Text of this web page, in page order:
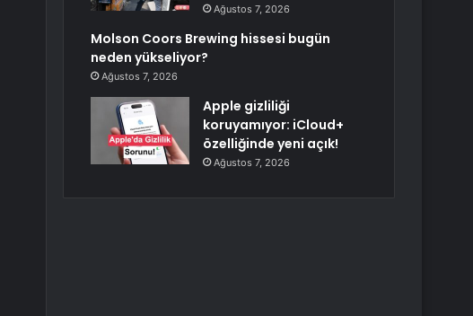
Ağustos 7, 2026
Molson Coors Brewing hissesi bugün
neden yükseliyor?
Ağustos 7, 2026
Apple gizliliği
koruyamıyor: iCloud+
özelliğinde yeni açık!
Ağustos 7, 2026